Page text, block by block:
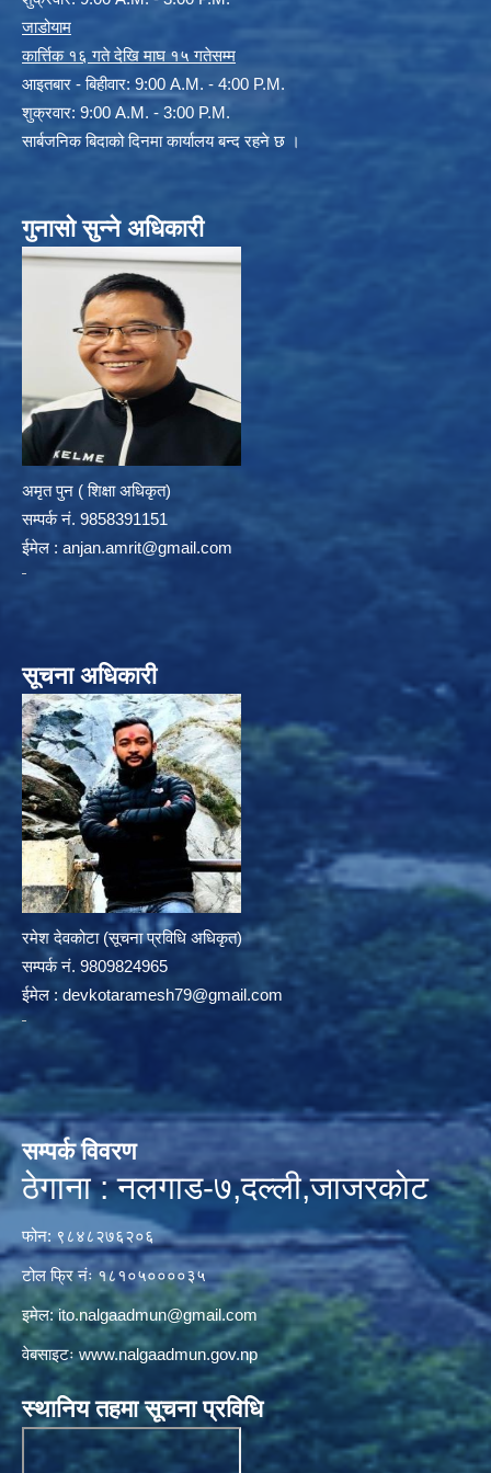
जाडोयाम
कार्त्तिक १६ गते देखि माघ १५ गतेसम्म
आइतबार - बिहीवार: 9:00 A.M. - 4:00 P.M.
शुक्रवार: 9:00 A.M. - 3:00 P.M.
सार्बजनिक बिदाको दिनमा कार्यालय बन्द रहने छ ।
गुनासो सुन्ने अधिकारी
अमृत पुन ( शिक्षा अधिकृत)
सम्पर्क न‌ं. 9858391151
ईमेल : anjan.amrit@gmail.com
सूचना अधिकारी
रमेश देवकोटा (सूचना प्रविधि अधिकृत)
सम्पर्क न‌ं. 9809824965
ईमेल : devkotaramesh79@gmail.com
सम्पर्क विवरण
ठेगाना : नलगाड-७,दल्ली,जाजरकाेट
फोन: ९८४८२७६२०६
टोल फ्रि नंः १८१०५००००३५
इमेल:ito.nalgaadmun@gmail.com
वेबसाइटःwww.nalgaadmun.gov.np
स्थानिय तहमा सूचना प्रविधि